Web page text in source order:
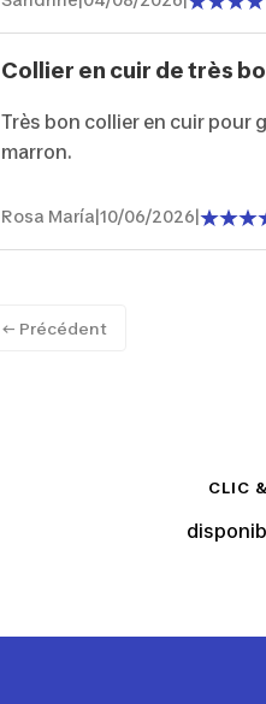
Collier en cuir de très
Très bon collier en cuir pour
marron.
Rosa María 10/06/2026
← Précédent
CLIC